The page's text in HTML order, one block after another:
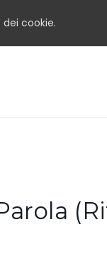
cookie.